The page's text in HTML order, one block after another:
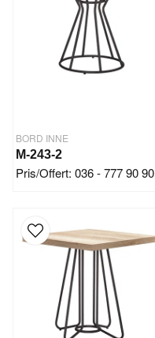
BORD INNE
M-243-2
Pris/Offert: 036 - 777 90 90